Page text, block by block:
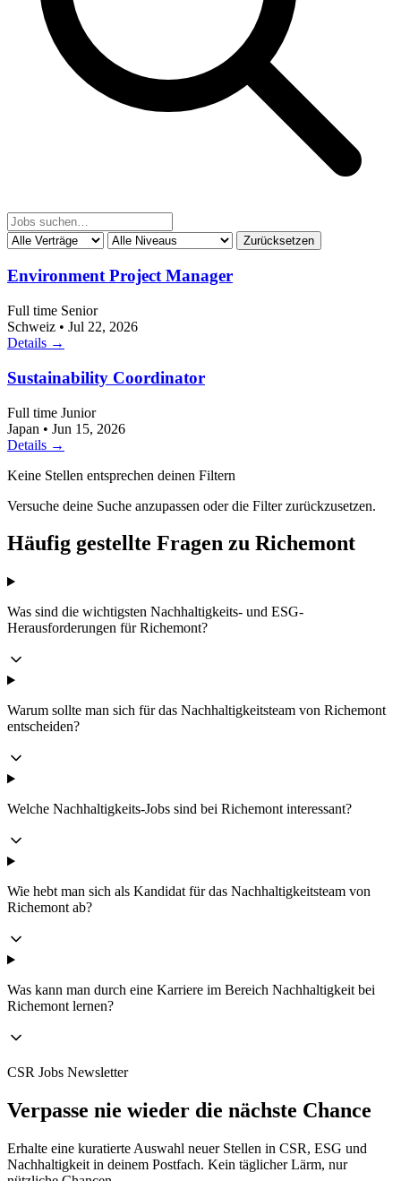
Zurücksetzen
Environment Project Manager
Full time Senior
Schweiz • Jul 22, 2026
Details →
Sustainability Coordinator
Full time Junior
Japan • Jun 15, 2026
Details →
Keine Stellen entsprechen deinen Filtern
Versuche deine Suche anzupassen oder die Filter zurückzusetzen.
Häufig gestellte Fragen zu Richemont
Was sind die wichtigsten Nachhaltigkeits- und ESG-
Herausforderungen für Richemont?
Warum sollte man sich für das Nachhaltigkeitsteam von Richemont
entscheiden?
Welche Nachhaltigkeits-Jobs sind bei Richemont interessant?
Wie hebt man sich als Kandidat für das Nachhaltigkeitsteam von
Richemont ab?
Was kann man durch eine Karriere im Bereich Nachhaltigkeit bei
Richemont lernen?
CSR Jobs Newsletter
Verpasse nie wieder die nächste Chance
Erhalte eine kuratierte Auswahl neuer Stellen in CSR, ESG und
Nachhaltigkeit in deinem Postfach. Kein täglicher Lärm, nur